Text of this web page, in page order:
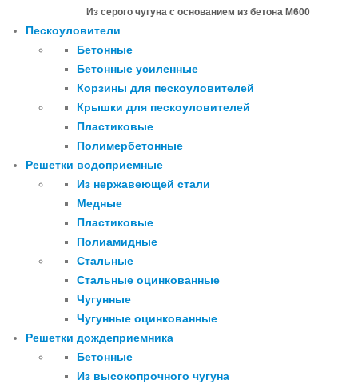
Из серого чугуна с основанием из бетона М600
Пескоуловители
Бетонные
Бетонные усиленные
Корзины для пескоуловителей
Крышки для пескоуловителей
Пластиковые
Полимербетонные
Решетки водоприемные
Из нержавеющей стали
Медные
Пластиковые
Полиамидные
Стальные
Стальные оцинкованные
Чугунные
Чугунные оцинкованные
Решетки дождеприемника
Бетонные
Из высокопрочного чугуна